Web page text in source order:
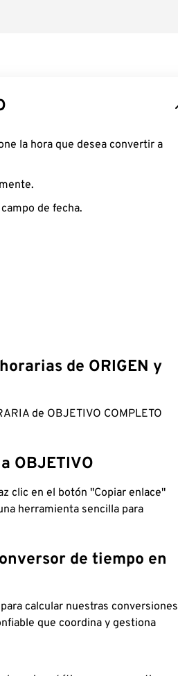
la hora que desea convertir a
de fecha.
de ORIGEN y
de OBJETIVO COMPLETO
OBJETIVO
clic en el botón "Copiar enlace"
herramienta sencilla para
de tiempo en
para calcular nuestras conversiones
que coordina y gestiona